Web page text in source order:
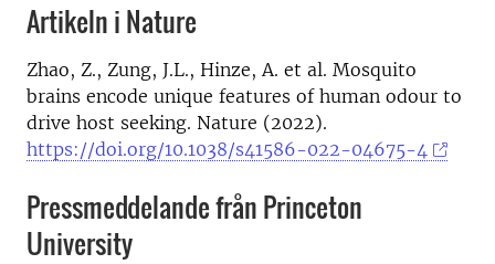
Artikeln i Nature
Zhao, Z., Zung, J.L., Hinze, A. et al. Mosquito
brains encode unique features of human odour to
drive host seeking. Nature (2022).
https://doi.org/10.1038/s41586-022-04675-4
Pressmeddelande från Princeton
University